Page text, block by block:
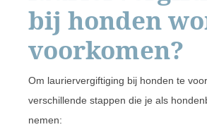
bij honden
voorkomen?
Om lauriervergiftiging bij honden te
verschillende stappen die je als
nemen: